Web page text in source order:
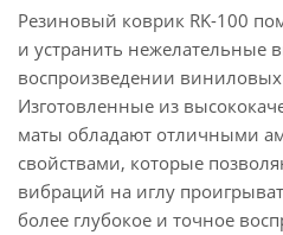
Резиновый коврик RK-100
и устранить нежелательные
воспроизведении виниловых
Изготовленные из
маты обладают отличными
свойствами, которые
вибраций на иглу
более глубокое и точное